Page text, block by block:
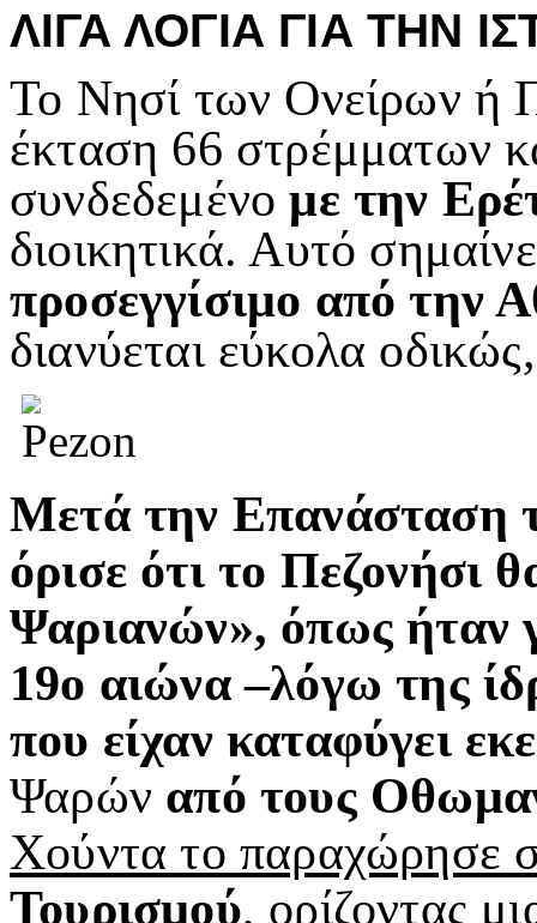
ΛΙΓΑ ΛΟΓΙΑ ΓΙΑ ΤΗΝ
Το Νησί των Ονείρων ή
έκταση 66 στρέμματων
συνδεδεμένομε την
διοικητικά. Αυτό
προσεγγίσιμο από την
διανύεται εύκολα
Μετά την Επανάσταση
όρισε ότι το Πεζονήσι
Ψαριανών», όπως ήταν
19ο αιώνα –λόγω της
που είχαν καταφύγει
Ψαρών από τους
Χούντα το παραχώρησε
Τουρισμού, ορίζοντας